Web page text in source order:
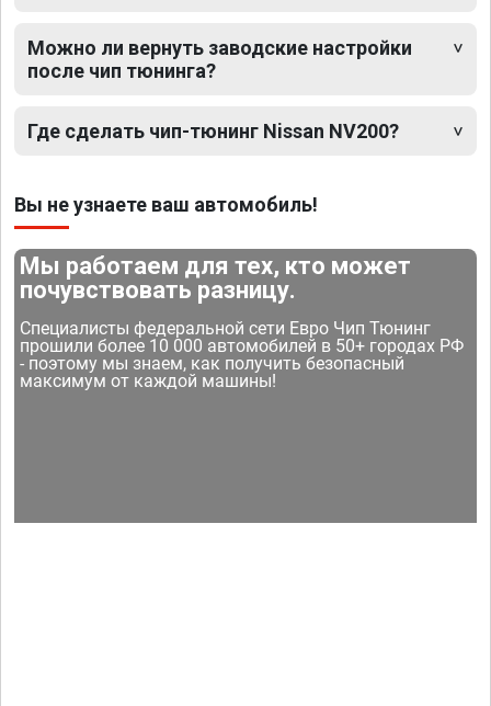
Можно ли вернуть заводские настройки
после чип тюнинга?
Где сделать чип-тюнинг Nissan NV200?
Вы не узнаете ваш автомобиль!
Мы работаем для тех, кто может
почувствовать разницу.
Специалисты федеральной сети Евро Чип Тюнинг
прошили более 10 000 автомобилей в 50+ городах РФ
- поэтому мы знаем, как получить безопасный
максимум от каждой машины!